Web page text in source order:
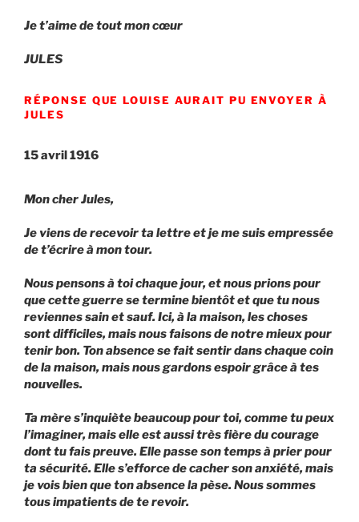
Je t’aime de tout mon cœur
JULES
RÉPONSE QUE LOUISE AURAIT PU ENVOYER À
JULES
15 avril 1916
Mon cher Jules,
Je viens de recevoir ta lettre et je me suis empressée
de t’écrire à mon tour.
Nous pensons à toi chaque jour, et nous prions pour
que cette guerre se termine bientôt et que tu nous
reviennes sain et sauf. Ici, à la maison, les choses
sont difficiles, mais nous faisons de notre mieux pour
tenir bon. Ton absence se fait sentir dans chaque coin
de la maison, mais nous gardons espoir grâce à tes
nouvelles.
Ta mère s’inquiète beaucoup pour toi, comme tu peux
l’imaginer, mais elle est aussi très fière du courage
dont tu fais preuve. Elle passe son temps à prier pour
ta sécurité. Elle s’efforce de cacher son anxiété, mais
je vois bien que ton absence la pèse. Nous sommes
tous impatients de te revoir.